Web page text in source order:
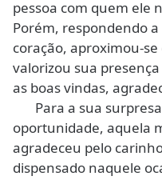
pessoa com quem ele
Porém, respondendo
coração, aproximou-
valorizou sua
as boas vindas,
Para a sua
oportunidade, aquela
agradeceu pelo
dispensado naquele